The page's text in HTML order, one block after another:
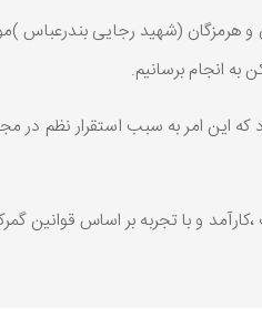
هرمزگان (شهید رجایی بندرعباس
انجام برسانیم.
امر به سبب استقرار نظم در
و با تجربه بر اساس قوانین